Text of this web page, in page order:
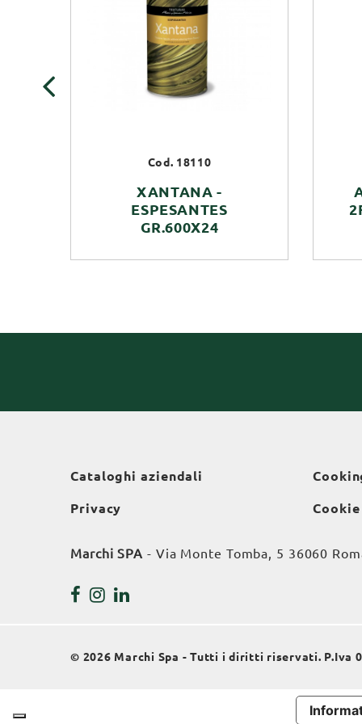
Cod. 18110
XANTANA -
ESPESANTES
GR.600X24
Cataloghi aziendali
Privacy
Marchi SPA - Via Monte Tomba, 5 36060
© 2026 Marchi Spa - Tutti i diritti riservati. P.Iva